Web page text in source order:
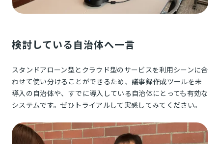
検討している自治体へ一言
スタンドアローン型とクラウド型のサービスを利用シーンに合
わせて使い分けることができるため、議事録作成ツールを未
導入の自治体や、すでに導入している自治体にとっても有効な
システムです。ぜひトライアルして実感してみてください。